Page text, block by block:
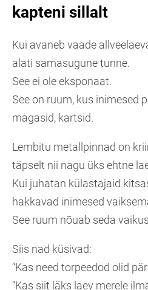
kapteni sillalt
Kui avaneb vaade
alati samasugune tunne.
See ei ole eksponaat.
See on ruum, kus inimesed
magasid, kartsid.
Lembitu metallpinnad on
täpselt nii nagu üks ehtne
Kui juhatan külastajaid
hakkavad inimesed
See ruum nõuab seda
Siis nad küsivad:
“Kas need torpeedod olid
“Kas siit läks laev merele